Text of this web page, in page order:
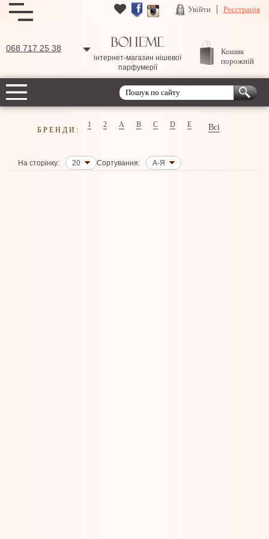
Увійти Реєстрація
068 717 25 38
інтернет-магазин нішевої
парфумерії
Кошик
порожній
БРЕНДИ:
1 2 A B C D E Всі
На сторінку: 20 Сортування: А-Я